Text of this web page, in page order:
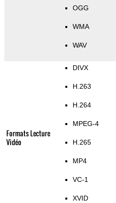
OGG
WMA
WAV
Formats Lecture
Vidéo
DIVX
H.263
H.264
MPEG-4
H.265
MP4
VC-1
XVID